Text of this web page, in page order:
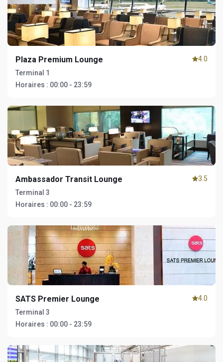
Plaza Premium Lounge
Terminal 1
Horaires : 00:00 - 23:59
4.0
Ambassador Transit Lounge
Terminal 3
Horaires : 00:00 - 23:59
3.5
SATS Premier Lounge
Terminal 3
Horaires : 00:00 - 23:59
4.0